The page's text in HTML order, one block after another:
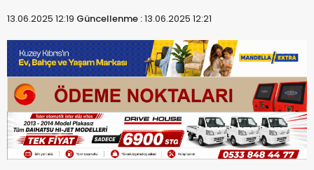
13.06.2025 12:19 Güncellenme :13.06.2025 12:21